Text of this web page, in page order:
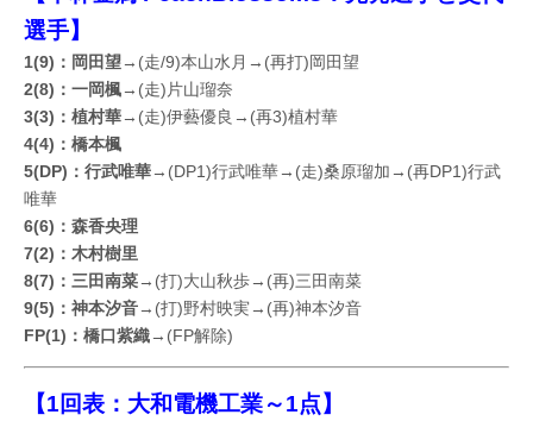
選手】
1(9)：岡田望→(走/9)本山水月→(再打)岡田望
2(8)：一岡楓→(走)片山瑠奈
3(3)：植村華→(走)伊藝優良→(再3)植村華
4(4)：橋本楓
5(DP)：行武唯華→(DP1)行武唯華→(走)桑原瑠加→(再DP1)行武
唯華
6(6)：森香央理
7(2)：木村樹里
8(7)：三田南菜→(打)大山秋歩→(再)三田南菜
9(5)：神本汐音→(打)野村映実→(再)神本汐音
FP(1)：橋口紫織→(FP解除)
【1回表：大和電機工業～1点】